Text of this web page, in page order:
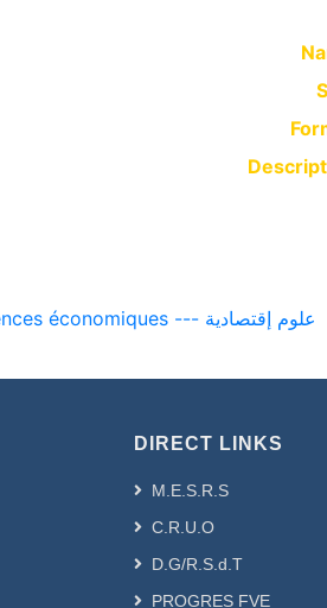
- [ VRPG-Doc-Sc] Sciences économiques --- علوم إقتصادية
DIRECT LINKS
M.E.S.R.S
C.R.U.O
D.G/R.S.d.T
PROGRES FVE